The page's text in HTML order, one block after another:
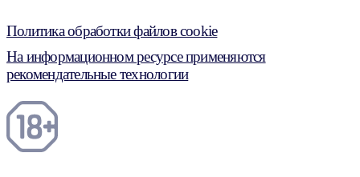
Политика обработки файлов cookie
На информационном ресурсе применяются
рекомендательные технологии